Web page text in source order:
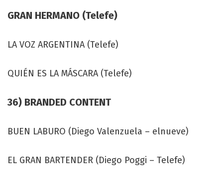
GRAN HERMANO (Telefe)
LA VOZ ARGENTINA (Telefe)
QUIÉN ES LA MÁSCARA (Telefe)
36) BRANDED CONTENT
BUEN LABURO (Diego Valenzuela – elnueve)
EL GRAN BARTENDER (Diego Poggi – Telefe)